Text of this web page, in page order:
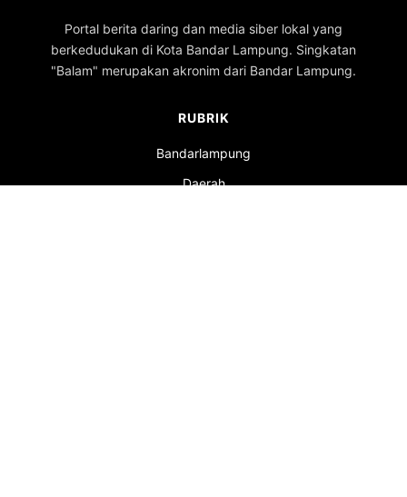
Portal berita daring dan media siber lokal yang
berkedudukan di Kota Bandar Lampung. Singkatan
"Balam" merupakan akronim dari Bandar Lampung.
RUBRIK
Bandarlampung
Daerah